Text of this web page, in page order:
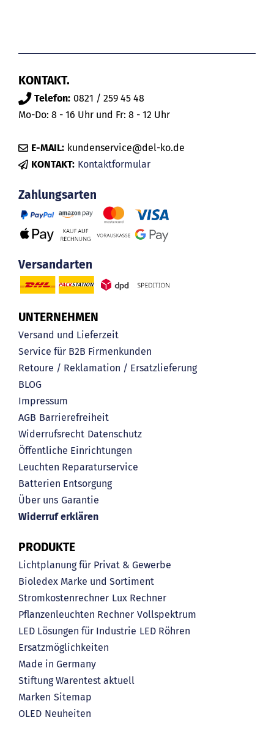
KONTAKT.
Telefon: 0821 / 259 45 48
Mo-Do: 8 - 16 Uhr und Fr: 8 - 12 Uhr
E-MAIL: kundenservice@del-ko.de
KONTAKT: Kontaktformular
Zahlungsarten
Versandarten
UNTERNEHMEN
Versand und Lieferzeit
Service für B2B Firmenkunden
Retoure / Reklamation / Ersatzlieferung
BLOG
Impressum
AGB Barrierefreiheit
Widerrufsrecht Datenschutz
Öffentliche Einrichtungen
Leuchten Reparaturservice
Batterien Entsorgung
Über uns Garantie
Widerruf erklären
PRODUKTE
Lichtplanung für Privat & Gewerbe
Bioledex Marke und Sortiment
Stromkostenrechner Lux Rechner
Pflanzenleuchten Rechner Vollspektrum
LED Lösungen für Industrie LED Röhren
Ersatzmöglichkeiten
Made in Germany
Stiftung Warentest aktuell
Marken Sitemap
OLED Neuheiten